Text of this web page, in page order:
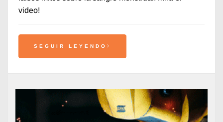
video!
SEGUIR LEYENDO